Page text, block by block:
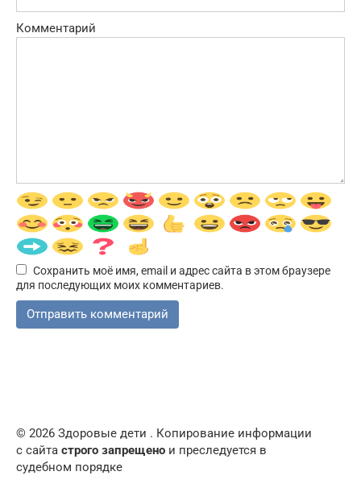
Комментарий
Сохранить моё имя, email и адрес сайта в этом браузере
для последующих моих комментариев.
© 2026 Здоровые дети . Копирование информации
с сайта строго запрещено и преследуется в
судебном порядке